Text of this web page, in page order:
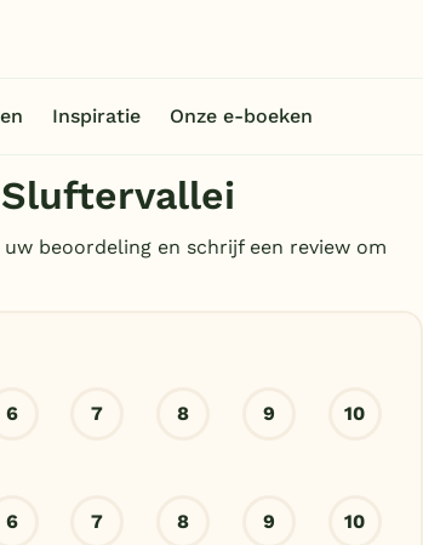
Inspiratie Onze e-boeken
beoordeling en schrijf een review om
6 7 8 9 10
6 7 8 9 10